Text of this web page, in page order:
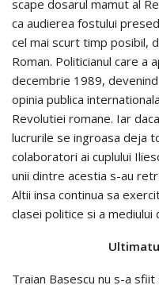
scape dosarul mamut al
ca audierea fostului
cel mai scurt timp posibil,
Roman. Politicianul care a
decembrie 1989,
opinia publica
Revolutiei romane. Iar
lucrurile se ingroasa deja
colaboratori ai cuplului
unii dintre acestia s-au
Altii insa continua sa
clasei politice si a mediului
Traian Basescu nu s-a